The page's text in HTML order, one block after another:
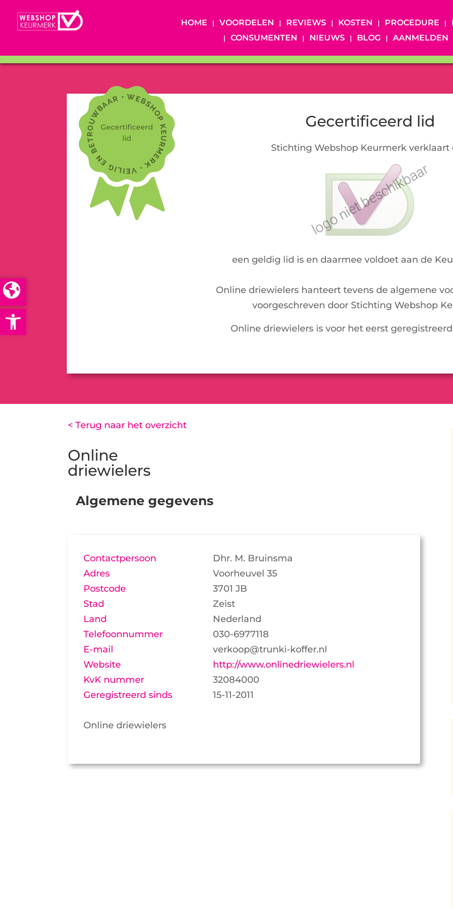
Open toolbar
HOME VOORDELEN REVIEWS KOSTEN PROCEDURE
CONSUMENTEN
NIEUWS BLOG AANMELDEN
Gecertificeerd
lid
Gecertificeerd lid
Stichting Webshop Keurmerk verklaart
een geldig lid is en daarmee voldoet aan de
Online driewielers hanteert tevens de algemene
voorgeschreven door Stichting Webshop
Online driewielers is voor het eerst geregistreerd
< Terug naar het overzicht
Online
driewielers
Algemene gegevens
Contactpersoon
Dhr. M. Bruinsma
Adres
Voorheuvel 35
Postcode
3701 JB
Stad
Zeist
Land
Nederland
Telefoonnummer
030-6977118
E-mail
verkoop@trunki-koffer.nl
Website
http://www.onlinedriewielers.nl
KvK nummer
32084000
Geregistreerd sinds
15-11-2011
Online driewielers